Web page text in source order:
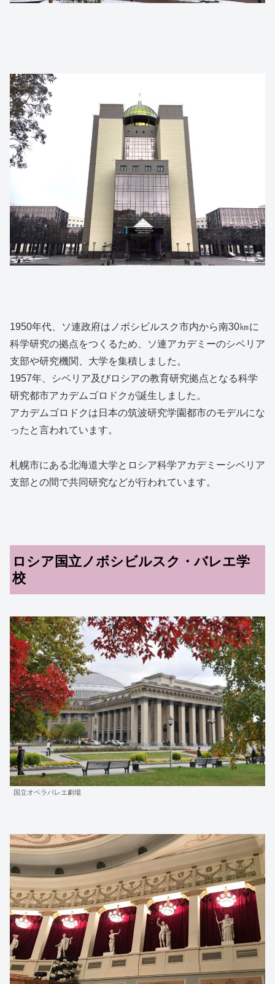
1950年代、ソ連政府はノボシビルスク市内から南30㎞に
科学研究の拠点をつくるため、ソ連アカデミーのシベリア
支部や研究機関、大学を集積しました。
1957年、シベリア及びロシアの教育研究拠点となる科学
研究都市アカデムゴロドクが誕生しました。
アカデムゴロドクは日本の筑波研究学園都市のモデルにな
ったと言われています。
札幌市にある北海道大学とロシア科学アカデミーシベリア
支部との間で共同研究などが行われています。
ロシア国立ノボシビルスク・バレエ学
校
国立オペラバレエ劇場